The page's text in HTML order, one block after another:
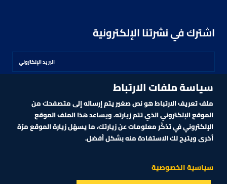
اشترك في نشرتنا الإلكترونية
اشترك
2026
CNBCARABIA.COM. ALL RIGHTS RESERVED
سياسة ملفات الارتباط
ملف تعريف الارتباط هو نص صغير يتم إرساله إلى متصفحك من
الموقع الإلكتروني الذي تتم زيارته. ويساعد هذا الملف الموقع
الإلكتروني في تذكّر معلومات عن زيارتك، ما يسهّل زيارة الموقع مرّة
أخرى ويتيح لك الاستفادة منه بشكل أفضل.
سياسية الخصوصية